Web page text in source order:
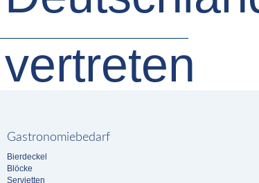
Gastronomiebedarf
Bierdeckel
Blöcke
Servietten